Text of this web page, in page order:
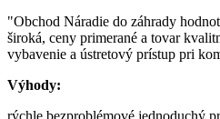
"Obchod Náradie do záhrady
široká, ceny primerané a tovar
vybavenie a ústretový prístup pri
Výhody:
rýchle bezproblémové jednoduchý